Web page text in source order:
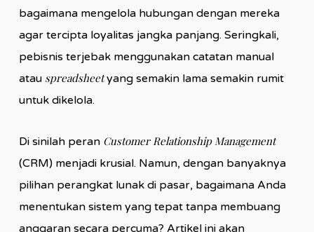
bagaimana mengelola hubungan dengan mereka
agar tercipta loyalitas jangka panjang. Seringkali,
pebisnis terjebak menggunakan catatan manual
atau spreadsheetyang semakin lama semakin rumit
untuk dikelola.
Di sinilah peran Customer Relationship Management
(CRM) menjadi krusial. Namun, dengan banyaknya
pilihan perangkat lunak di pasar, bagaimana Anda
menentukan sistem yang tepat tanpa membuang
anggaran secara percuma? Artikel ini akan